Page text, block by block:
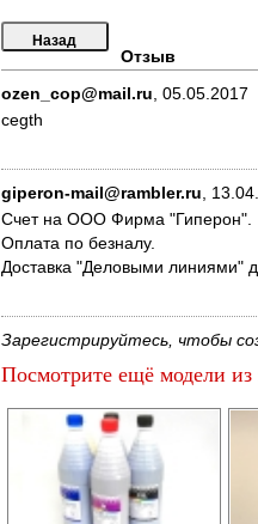
Отзыв
ozen_cop@mail.ru, 05.05.2017
cegth
giperon-mail@rambler.ru,
Счет на ООО Фирма "Гиперон".
Оплата по безналу.
Доставка "Деловыми линиями"
Зарегистрируйтесь, чтобы
Посмотрите ещё модели из